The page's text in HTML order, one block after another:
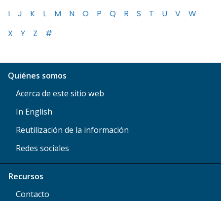
I
J K L M N O P Q R S T U V
W
X
Y Z #
Quiénes somos
Acerca de este sitio web
In English
Reutilización de la información
Redes sociales
Recursos
Contacto